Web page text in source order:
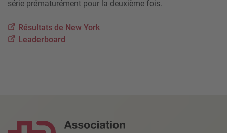
série prématurément pour la deuxième fois.
Résultats de New York
Leaderboard